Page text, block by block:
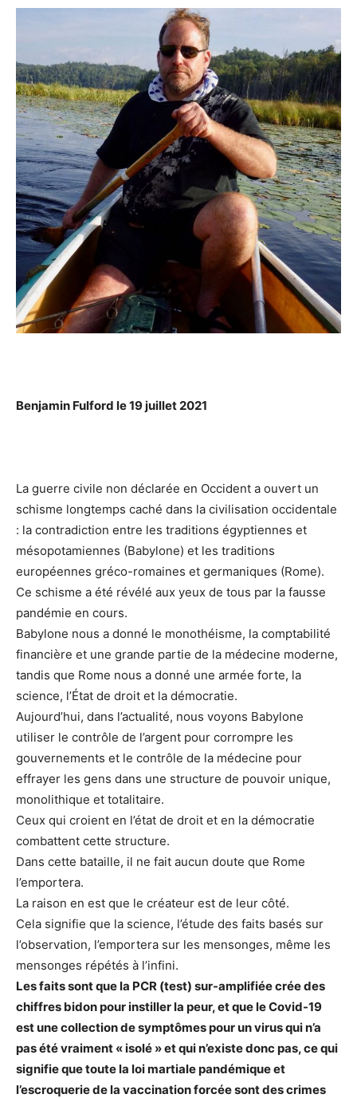
Benjamin Fulford le 19 juillet 2021
La guerre civile non déclarée en Occident a ouvert un
schisme longtemps caché dans la civilisation occidentale
: la contradiction entre les traditions égyptiennes et
mésopotamiennes (Babylone) et les traditions
européennes gréco-romaines et germaniques (Rome).
Ce schisme a été révélé aux yeux de tous par la fausse
pandémie en cours.
Babylone nous a donné le monothéisme, la comptabilité
financière et une grande partie de la médecine moderne,
tandis que Rome nous a donné une armée forte, la
science, l’État de droit et la démocratie.
Aujourd’hui, dans l’actualité, nous voyons Babylone
utiliser le contrôle de l’argent pour corrompre les
gouvernements et le contrôle de la médecine pour
effrayer les gens dans une structure de pouvoir unique,
monolithique et totalitaire.
Ceux qui croient en l’état de droit et en la démocratie
combattent cette structure.
Dans cette bataille, il ne fait aucun doute que Rome
l’emportera.
La raison en est que le créateur est de leur côté.
Cela signifie que la science, l’étude des faits basés sur
l’observation, l’emportera sur les mensonges, même les
mensonges répétés à l’infini.
Les faits sont que la PCR (test) sur-amplifiée crée des
chiffres bidon pour instiller la peur, et que le Covid-19
est une collection de symptômes pour un virus qui n’a
pas été vraiment « isolé » et qui n’existe donc pas, ce qui
signifie que toute la loi martiale pandémique et
l’escroquerie de la vaccination forcée sont des crimes